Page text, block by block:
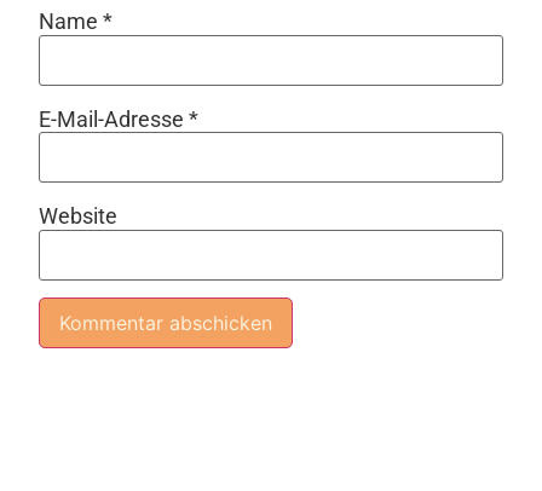
Name *
E-Mail-Adresse *
Website